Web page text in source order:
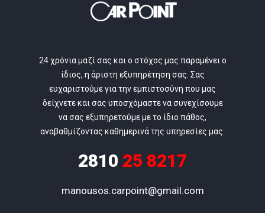
24 χρόνια μαζί σας και ο στόχος μας παραμένει ο
ίδιος, η άριστη εξυπηρέτηση σας. Σας
ευχαριστούμε για την εμπιστοσύνη που μας
δείχνετε και σας υποσχόμαστε να συνεχίσουμε
να σας εξυπηρετούμε με το ίδιο πάθος,
αναβαθμίζοντας καθημερινά της υπηρεσίες μας.
2810 25 8217
manousos.carpoint@gmail.com